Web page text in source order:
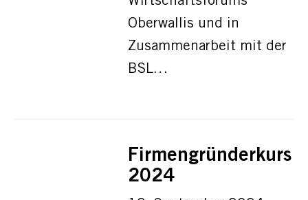
Oberwallis und in
Zusammenarbeit mit der
BSL…
Firmengründerkurs
2024